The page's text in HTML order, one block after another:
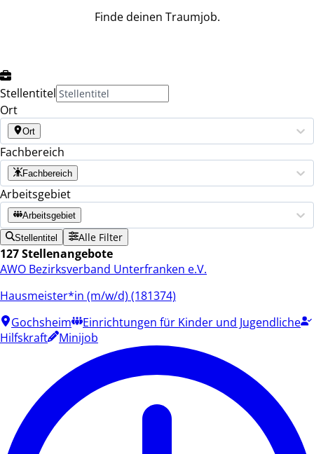
Finde deinen Traumjob.
Stellentitel
Ort
Ort
Fachbereich
Fachbereich
Arbeitsgebiet
Arbeitsgebiet
Stellentitel Alle Filter
127 Stellenangebote
AWO Bezirksverband Unterfranken e.V.
Hausmeister*in (m/w/d) (181374)
Gochsheim
Einrichtungen für Kinder und Jugendliche
Hilfskraft
Minijob